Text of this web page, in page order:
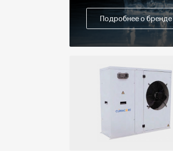
Подробнее о бренде